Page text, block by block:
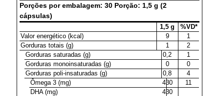
Porções por embalagem: 30 Porção: 1,5 g (2
cápsulas)
1,5 g
%VD*
Valor energético (kcal)
9
1
Gorduras totais (g)
1
2
Gorduras saturadas (g)
0,2
1
Gorduras monoinsaturadas (g)
0
0
Gorduras poli-insaturadas (g)
0,8
4
Ômega 3 (mg)
430
11
DHA (mg)
430